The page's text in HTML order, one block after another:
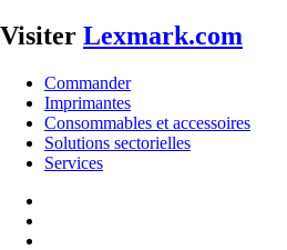
Visiter Lexmark.com
Commander
Imprimantes
Consommables et accessoires
Solutions sectorielles
Services